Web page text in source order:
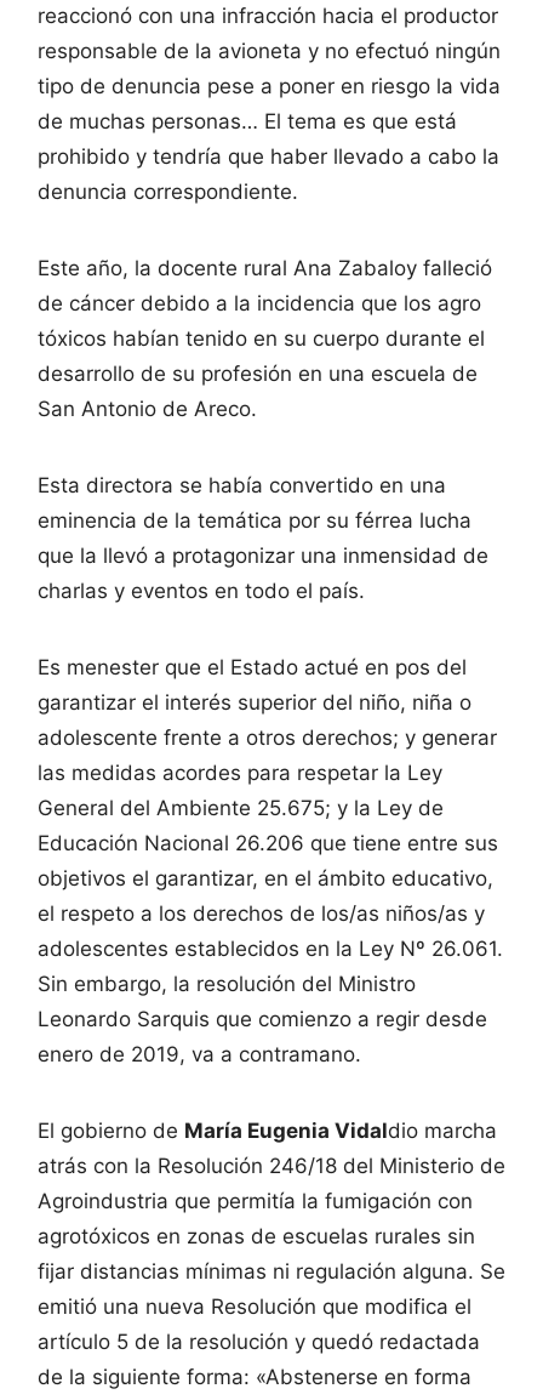
reaccionó con una infracción hacia el productor
responsable de la avioneta y no efectuó ningún
tipo de denuncia pese a poner en riesgo la vida
de muchas personas… El tema es que está
prohibido y tendría que haber llevado a cabo la
denuncia correspondiente.
Este año, la docente rural Ana Zabaloy falleció
de cáncer debido a la incidencia que los agro
tóxicos habían tenido en su cuerpo durante el
desarrollo de su profesión en una escuela de
San Antonio de Areco.
Esta directora se había convertido en una
eminencia de la temática por su férrea lucha
que la llevó a protagonizar una inmensidad de
charlas y eventos en todo el país.
Es menester que el Estado actué en pos del
garantizar el interés superior del niño, niña o
adolescente frente a otros derechos; y generar
las medidas acordes para respetar la Ley
General del Ambiente 25.675; y la Ley de
Educación Nacional 26.206 que tiene entre sus
objetivos el garantizar, en el ámbito educativo,
el respeto a los derechos de los/as niños/as y
adolescentes establecidos en la Ley Nº 26.061.
Sin embargo, la resolución del Ministro
Leonardo Sarquis que comienzo a regir desde
enero de 2019, va a contramano.
El gobierno de María Eugenia Vidaldio marcha
atrás con la Resolución 246/18 del Ministerio de
Agroindustria que permitía la fumigación con
agrotóxicos en zonas de escuelas rurales sin
fijar distancias mínimas ni regulación alguna. Se
emitió una nueva Resolución que modifica el
artículo 5 de la resolución y quedó redactada
de la siguiente forma: «Abstenerse en forma